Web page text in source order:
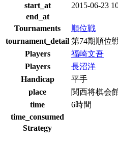
start_at
2015-06-23
end_at
Tournaments
順位戦
tournament_detail 第74期順位
Players
福崎文吾
Players
長沼洋
Handicap
平手
place
関西将棋会
time
6時間
time_consumed
Strategy